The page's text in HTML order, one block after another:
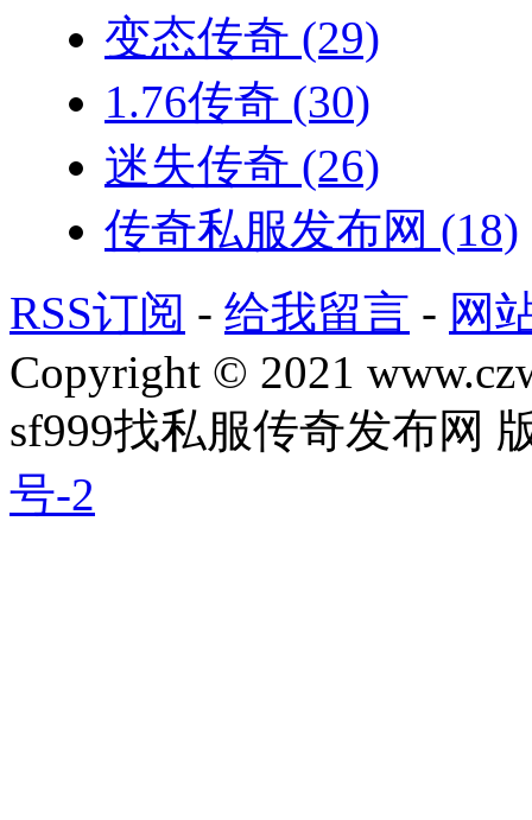
变态传奇 (29)
1.76传奇 (30)
迷失传奇 (26)
传奇私服发布网 (18)
RSS订阅 - 给我留言 - 网
Copyright © 2021
sf999找私服传奇发布网
号-2